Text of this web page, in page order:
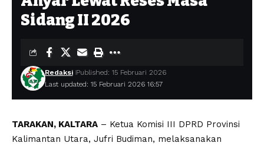
Sidang II 2026
Last updated: 15 Februari 2026 16:57
Redaksi Published: 15 Februari 2026
TARAKAN, KALTARA – Ketua Komisi III DPRD Provinsi
Kalimantan Utara, Jufri Budiman, melaksanakan